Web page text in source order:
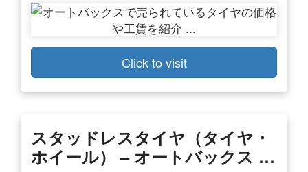
Click to visit
スタッドレスタイヤ（タイヤ・
ホイール） – オートバックス …